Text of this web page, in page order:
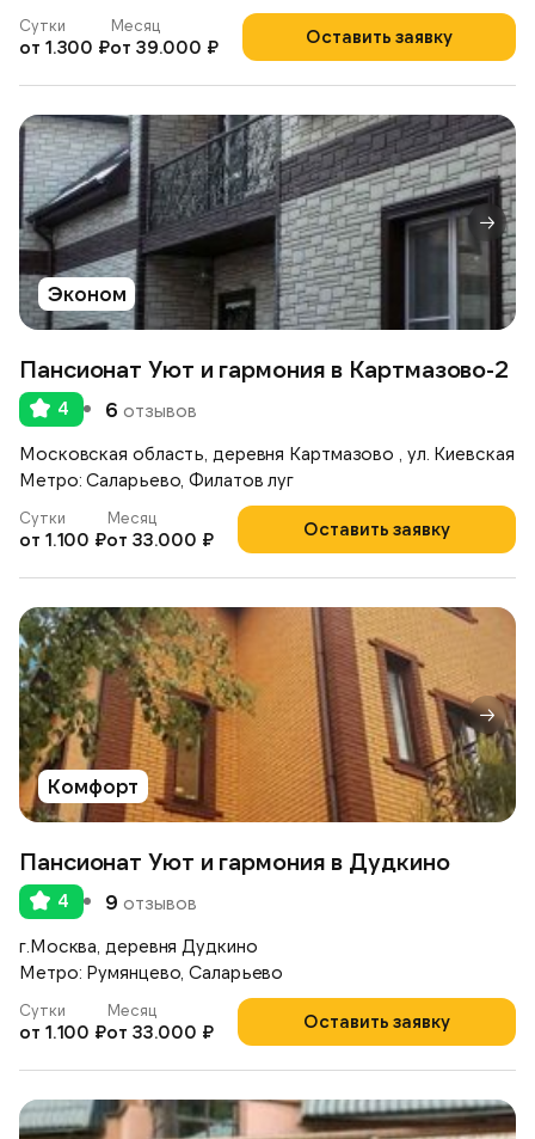
Оставить заявку
Сутки
от 1.300 ₽
Месяц
от 39.000 ₽
Эконом
Пансионат Уют и гармония в Картмазово-2
4 6 отзывов
Московская область, деревня Картмазово , ул. Киевская
Метро: Саларьево, Филатов луг
Оставить заявку
Сутки
от 1.100 ₽
Месяц
от 33.000 ₽
Комфорт
Пансионат Уют и гармония в Дудкино
4 9 отзывов
г.Москва, деревня Дудкино
Метро: Румянцево, Саларьево
Оставить заявку
Сутки
от 1.100 ₽
Месяц
от 33.000 ₽